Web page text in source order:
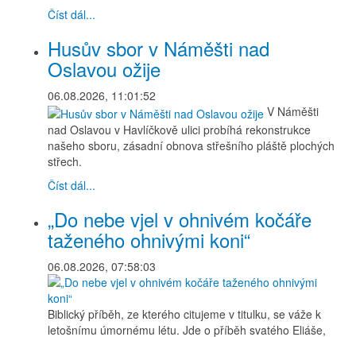
Číst dál...
Husův sbor v Náměšti nad
Oslavou ožije
06.08.2026, 11:01:52
V Náměšti
nad Oslavou v Havlíčkově ulici probíhá rekonstrukce
našeho sboru, zásadní obnova střešního pláště plochých
střech.
Číst dál...
„Do nebe vjel v ohnivém kočáře
taženého ohnivými koni“
06.08.2026, 07:58:03
Biblický příběh, ze kterého citujeme v titulku, se váže k
letošnímu úmornému létu. Jde o příběh svatého Eliáše,